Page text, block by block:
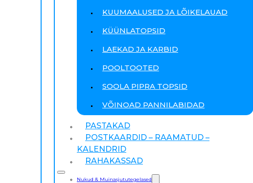
KUUMAALUSED JA LÕIKELAUAD
KÜÜNLATOPSID
LAEKAD JA KARBID
POOLTOOTED
SOOLA PIPRA TOPSID
VÕINOAD PANNILABIDAD
PASTAKAD
POSTKAARDID – RAAMATUD –
KALENDRID
RAHAKASSAD
Nukud & Muinasjututegelased